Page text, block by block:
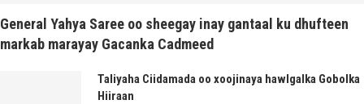
General Yahya Saree oo sheegay inay gantaal ku dhufteen
markab marayay Gacanka Cadmeed
Taliyaha Ciidamada oo xoojinaya hawlgalka Gobolka
Hiiraan